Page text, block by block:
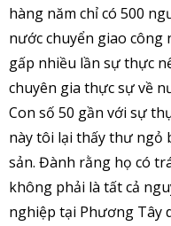
hàng năm chỉ có 500
nước chuyển giao công
gấp nhiều lần sự thực
chuyên gia thực sự về
Con số 50 gần với sự
này tôi lại thấy thư ngỏ
sản. Đành rằng họ có
không phải là tất cả
nghiệp tại Phương Tây